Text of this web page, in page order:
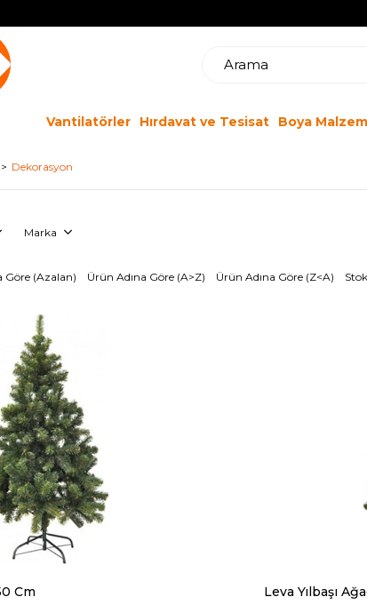
Vantilatörler Hırdavat ve Tesisat Boya
Dekorasyon
Marka
Göre (Azalan) Ürün Adına Göre (A>Z) Ürün Adına Göre (Z<A)
Cm Leva Yılbaşı